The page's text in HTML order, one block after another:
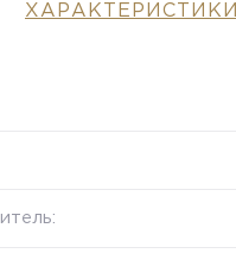
ХАРАКТЕРИСТИКИ